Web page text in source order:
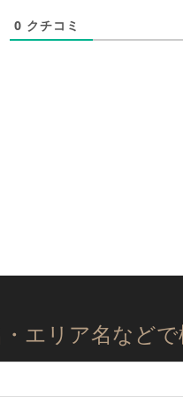
0 クチコミ
エリア名などで